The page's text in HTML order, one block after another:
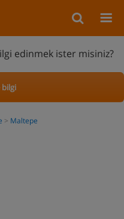
edinmek ister misiniz?
bilgi
Maltepe